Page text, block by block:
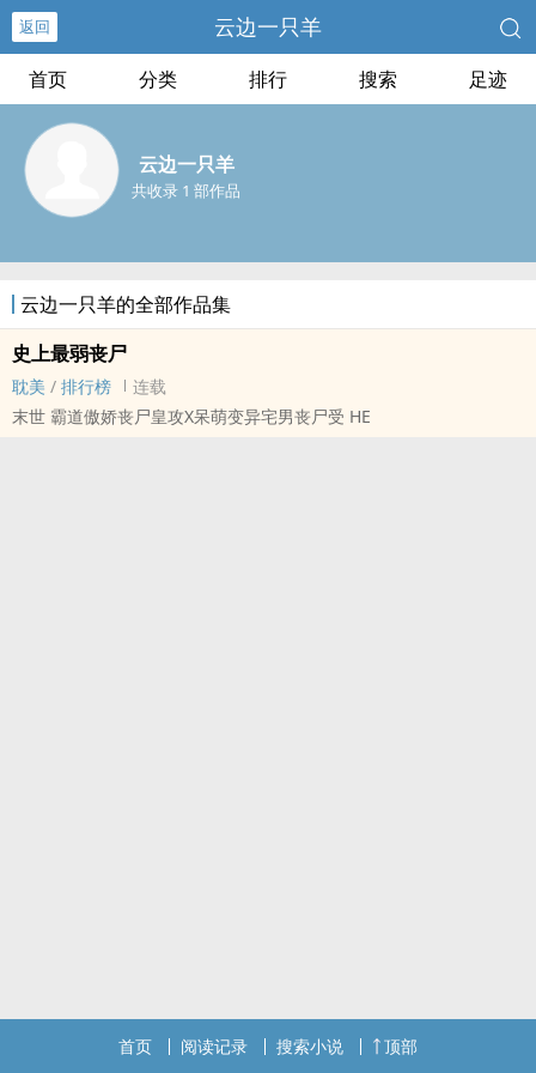
返回 云边一只羊
首页 分类 排行 搜索 足迹
云边一只羊
共收录 1 部作品
云边一只羊的全部作品集
史上最弱丧尸
耽美 / 排行榜
连载
末世 霸道傲娇丧尸皇攻X呆萌变异宅男丧尸受 HE
首页 阅读记录 搜索小说 顶部